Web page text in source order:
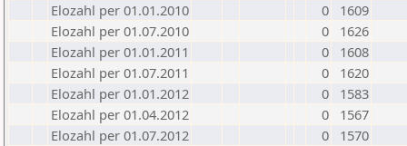
Elozahl per 01.01.2010
0
1609
Elozahl per 01.07.2010
0
1626
Elozahl per 01.01.2011
0
1608
Elozahl per 01.07.2011
0
1620
Elozahl per 01.01.2012
0
1583
Elozahl per 01.04.2012
0
1567
Elozahl per 01.07.2012
0
1570